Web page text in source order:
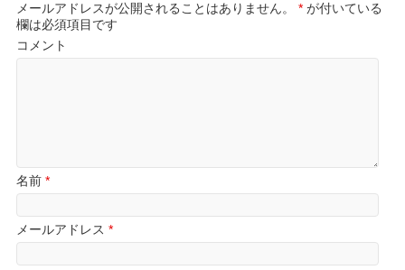
メールアドレスが公開されることはありません。 * が付いている
欄は必須項目です
コメント
名前*
メールアドレス*